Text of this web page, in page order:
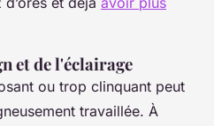
et de l'éclairage
ou trop clinquant peut
travaillée. À